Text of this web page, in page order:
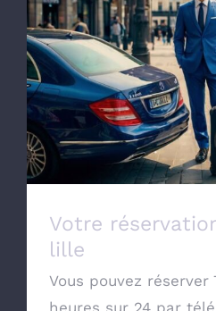
Votre
Votre
lille
Vous pouvez
heures sur 24 par